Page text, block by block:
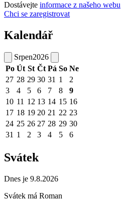
Dostávejte informace z našeho webu
Chci se zaregistrovat
Kalendář
Srpen2026
Po Út St Čt Pá So Ne
27 28 29 30 31 1
2
3
4 5 6 7 8
9
10 11 12 13 14 15 16
17 18 19 20 21 22 23
24 25 26 27 28 29 30
31 1 2 3 4 5 6
Svátek
Dnes je 9.8.2026
Svátek má Roman